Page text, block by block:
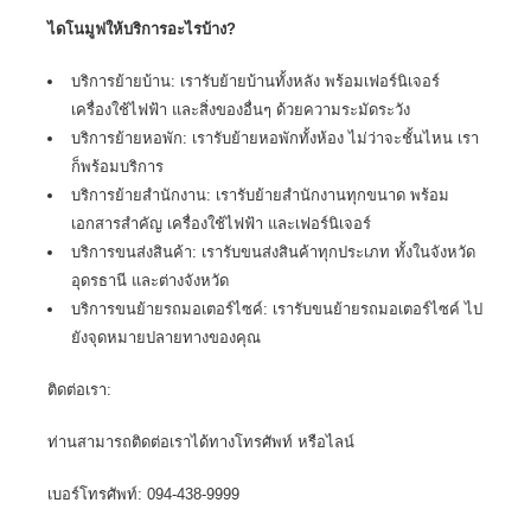
ไดโนมูฟให้บริการอะไรบ้าง?
บริการย้ายบ้าน: เรารับย้ายบ้านทั้งหลัง พร้อมเฟอร์นิเจอร์
เครื่องใช้ไฟฟ้า และสิ่งของอื่นๆ ด้วยความระมัดระวัง
บริการย้ายหอพัก: เรารับย้ายหอพักทั้งห้อง ไม่ว่าจะชั้นไหน เรา
ก็พร้อมบริการ
บริการย้ายสำนักงาน: เรารับย้ายสำนักงานทุกขนาด พร้อม
เอกสารสำคัญ เครื่องใช้ไฟฟ้า และเฟอร์นิเจอร์
บริการขนส่งสินค้า: เรารับขนส่งสินค้าทุกประเภท ทั้งในจังหวัด
อุดรธานี และต่างจังหวัด
บริการขนย้ายรถมอเตอร์ไซค์: เรารับขนย้ายรถมอเตอร์ไซค์ ไป
ยังจุดหมายปลายทางของคุณ
ติดต่อเรา:
ท่านสามารถติดต่อเราได้ทางโทรศัพท์ หรือไลน์
เบอร์โทรศัพท์: 094-438-9999